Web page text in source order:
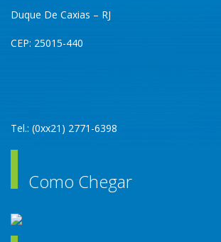
Duque De Caxias – RJ
CEP: 25015-440
Tel.: (0xx21) 2771-6398
Como Chegar